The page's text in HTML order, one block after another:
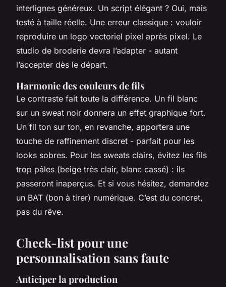
interlignes généreux. Un script élégant ? Oui, mais
testé à taille réelle. Une erreur classique : vouloir
reproduire un logo vectoriel pixel après pixel. Le
studio de broderie devra l’adapter - autant
l’accepter dès le départ.
Harmonie des couleurs de fils
Le contraste fait toute la différence. Un fil blanc
sur un sweat noir donnera un effet graphique fort.
Un fil ton sur ton, en revanche, apportera une
touche de raffinement discret - parfait pour les
looks sobres. Pour les sweats clairs, évitez les fils
trop pâles (beige très clair, blanc cassé) : ils
passeront inaperçus. Et si vous hésitez, demandez
un BAT (bon à tirer) numérique. C’est du concret,
pas du rêve.
Check-list pour une
personnalisation sans faute
Anticiper la production